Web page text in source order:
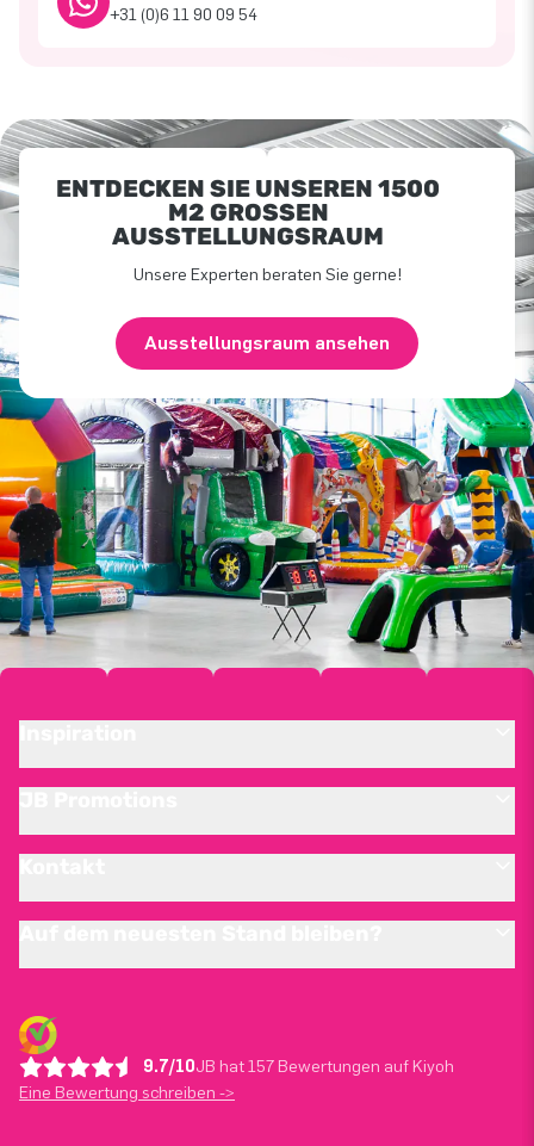
+31 (0)6 11 90 09 54
ENTDECKEN SIE UNSEREN 1500
M2 GROSSEN A
USSTELLUNGSRAUM
Unsere Experten beraten Sie gerne!
Ausstellungsraum ansehen
9.7/10JB hat 157 Bewertungen auf Kiyoh
Eine Bewertung schreiben ->